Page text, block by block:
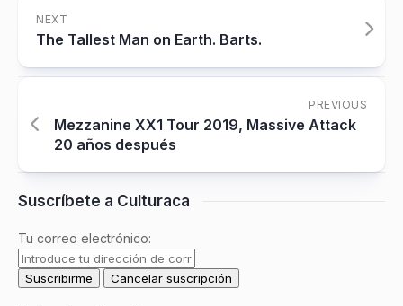
NEXT
The Tallest Man on Earth. Barts.
PREVIOUS
Mezzanine XX1 Tour 2019, Massive Attack
20 años después
Suscríbete a Culturaca
Tu correo electrónico: